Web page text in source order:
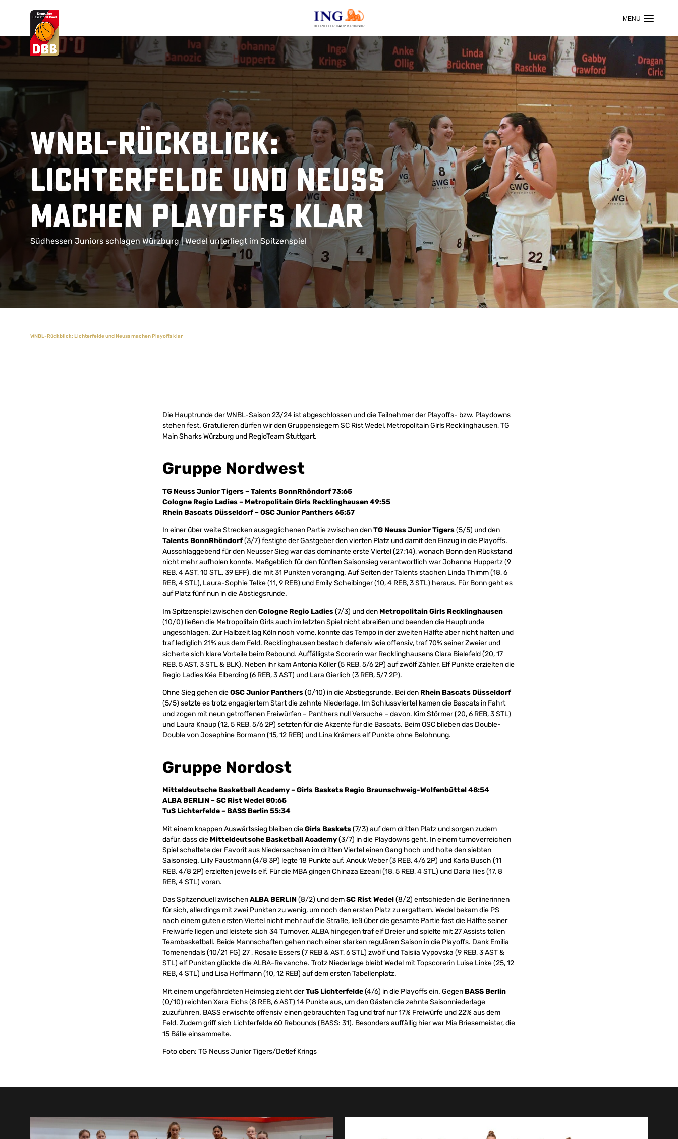
OFFIZIELLER HAUPTSPONSOR
Suchvorschläge
Dolor Sit
Amet Valputo
WNBL-Rückblick:
Lichterfelde und Neuss
machen Playoffs klar
Südhessen Juniors schlagen Würzburg | Wedel unterliegt im Spitzenspiel
WNBL-Rückblick: Lichterfelde und Neuss machen Playoffs klar
Die Hauptrunde der WNBL-Saison 23/24 ist abgeschlossen und die Teilnehmer der Playoffs- bzw. Playdowns
stehen fest. Gratulieren dürfen wir den Gruppensiegern SC Rist Wedel, Metropolitain Girls Recklinghausen, TG
Main Sharks Würzburg und RegioTeam Stuttgart.
Gruppe Nordwest
TG Neuss Junior Tigers – Talents BonnRhöndorf 73:65
Cologne Regio Ladies – Metropolitain Girls Recklinghausen 49:55
Rhein Bascats Düsseldorf – OSC Junior Panthers 65:57
In einer über weite Strecken ausgeglichenen Partie zwischen denTG Neuss Junior Tigers(5/5) und den
Talents BonnRhöndorf(3/7) festigte der Gastgeber den vierten Platz und damit den Einzug in die Playoffs.
Ausschlaggebend für den Neusser Sieg war das dominante erste Viertel (27:14), wonach Bonn den Rückstand
nicht mehr aufholen konnte. Maßgeblich für den fünften Saisonsieg verantwortlich war Johanna Huppertz (9
REB, 4 AST, 10 STL, 39 EFF), die mit 31 Punkten voranging. Auf Seiten der Talents stachen Linda Thimm (18, 6
REB, 4 STL), Laura-Sophie Telke (11, 9 REB) und Emily Scheibinger (10, 4 REB, 3 STL) heraus. Für Bonn geht es
auf Platz fünf nun in die Abstiegsrunde.
Im Spitzenspiel zwischen denCologne Regio Ladies(7/3) und den Metropolitain Girls Recklinghausen
(10/0) ließen die Metropolitain Girls auch im letzten Spiel nicht abreißen und beenden die Hauptrunde
ungeschlagen. Zur Halbzeit lag Köln noch vorne, konnte das Tempo in der zweiten Hälfte aber nicht halten und
traf lediglich 21% aus dem Feld. Recklinghausen bestach defensiv wie offensiv, traf 70% seiner Zweier und
sicherte sich klare Vorteile beim Rebound. Auffälligste Scorerin war Recklinghausens Clara Bielefeld (20, 17
REB, 5 AST, 3 STL & BLK). Neben ihr kam Antonia Köller (5 REB, 5/6 2P) auf zwölf Zähler. Elf Punkte erzielten die
Regio Ladies Kéa Elberding (6 REB, 3 AST) und Lara Gierlich (3 REB, 5/7 2P).
Ohne Sieg gehen dieOSC Junior Panthers(0/10) in die Abstiegsrunde. Bei den Rhein Bascats Düsseldorf
(5/5) setzte es trotz engagiertem Start die zehnte Niederlage. Im Schlussviertel kamen die Bascats in Fahrt
und zogen mit neun getroffenen Freiwürfen – Panthers null Versuche – davon. Kim Störmer (20, 6 REB, 3 STL)
und Laura Knaup (12, 5 REB, 5/6 2P) setzten für die Akzente für die Bascats. Beim OSC blieben das Double-
Double von Josephine Bormann (15, 12 REB) und Lina Krämers elf Punkte ohne Belohnung.
Gruppe Nordost
Mitteldeutsche Basketball Academy – Girls Baskets Regio Braunschweig-Wolfenbüttel 48:54
ALBA BERLIN – SC Rist Wedel 80:65
TuS Lichterfelde – BASS Berlin 55:34
Mit einem knappen Auswärtssieg bleiben dieGirls Baskets(7/3) auf dem dritten Platz und sorgen zudem
dafür, dass die Mitteldeutsche Basketball Academy(3/7) in die Playdowns geht. In einem turnoverreichen
Spiel schaltete der Favorit aus Niedersachsen im dritten Viertel einen Gang hoch und holte den siebten
Saisonsieg. Lilly Faustmann (4/8 3P) legte 18 Punkte auf. Anouk Weber (3 REB, 4/6 2P) und Karla Busch (11
REB, 4/8 2P) erzielten jeweils elf. Für die MBA gingen Chinaza Ezeani (18, 5 REB, 4 STL) und Daria Ilies (17, 8
REB, 4 STL) voran.
Das Spitzenduell zwischenALBA BERLIN(8/2) und demSC Rist Wedel(8/2) entschieden die Berlinerinnen
für sich, allerdings mit zwei Punkten zu wenig, um noch den ersten Platz zu ergattern. Wedel bekam die PS
nach einem guten ersten Viertel nicht mehr auf die Straße, ließ über die gesamte Partie fast die Hälfte seiner
Freiwürfe liegen und leistete sich 34 Turnover. ALBA hingegen traf elf Dreier und spielte mit 27 Assists tollen
Teambasketball. Beide Mannschaften gehen nach einer starken regulären Saison in die Playoffs. Dank Emilia
Tomenendals (10/21 FG) 27 , Rosalie Essers (7 REB & AST, 6 STL) zwölf und Taisiia Vypovska (9 REB, 3 AST &
STL) elf Punkten glückte die ALBA-Revanche. Trotz Niederlage bleibt Wedel mit Topscorerin Luise Linke (25, 12
REB, 4 STL) und Lisa Hoffmann (10, 12 REB) auf dem ersten Tabellenplatz.
Mit einem ungefährdeten Heimsieg zieht derTuS Lichterfelde(4/6) in die Playoffs ein. Gegen BASS Berlin
(0/10) reichten Xara Eichs (8 REB, 6 AST) 14 Punkte aus, um den Gästen die zehnte Saisonniederlage
zuzuführen. BASS erwischte offensiv einen gebrauchten Tag und traf nur 17% Freiwürfe und 22% aus dem
Feld. Zudem griff sich Lichterfelde 60 Rebounds (BASS: 31). Besonders auffällig hier war Mia Briesemeister, die
15 Bälle einsammelte.
Foto oben: TG Neuss Junior Tigers/Detlef Krings